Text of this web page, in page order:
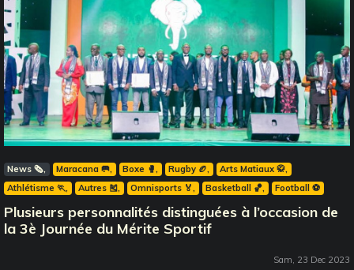
News 🗞️ Maracana 🥅 Boxe 🥊 Rugby 🏉
Arts Matiaux 🥋
Athlétisme 🏃
Autres 🎽 Omnisports 🏅 Basketball 🏀 Football ⚽️
Plusieurs personnalités distinguées à l’occasion de
la 3è Journée du Mérite Sportif
Sam, 23 Dec 2023